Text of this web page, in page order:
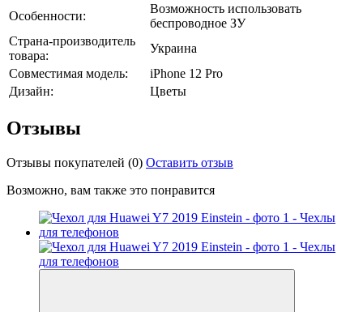
Особенности:
Возможность использовать
беспроводное ЗУ
Страна-производитель
товара:
Украина
Совместимая модель:
iPhone 12 Pro
Дизайн:
Цветы
Отзывы
Отзывы покупателей (0) Оставить отзыв
Возможно, вам также это понравится